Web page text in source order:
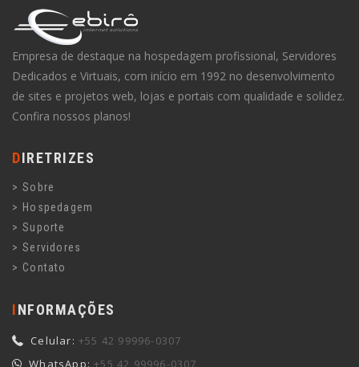
Empresa de destaque na hospedagem profissional, Servidores
Dedicados e Virtuais, com início em 1992 no desenvolvimento
de sites e projetos web, lojas e portais com qualidade e solidez.
Confira nossos planos!
DIRETRIZES
Sobre
Hospedagem
Suporte
Servidores
Contato
INFORMAÇÕES
Celular: +55 42 99996-0307
WhatsApp: +55 42 99996-0307